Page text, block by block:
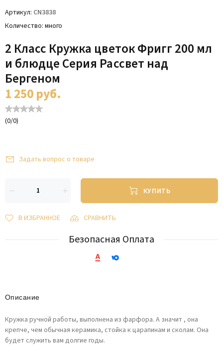
Артикул CN3838
Количество много
2 Класс Кружка цветок Фригг 200 мл
и блюдце Серия Рассвет над
Бергеном
1 250руб.
(0/0)
Задать вопрос о товаре
КУПИТЬ
В ИЗБРАННОЕ СРАВНИТЬ
Безопасная Оплата
Описание
Кружка ручной работы, выполнена из фарфора. А значит , она
крепче, чем обычная керамика, стойка к царапинам и сколам. Она
будет служить вам долгие годы.